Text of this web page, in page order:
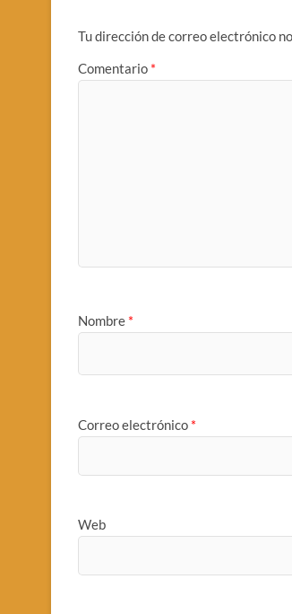
Tu dirección de correo electrónico
Comentario *
Nombre *
Correo electrónico *
Web